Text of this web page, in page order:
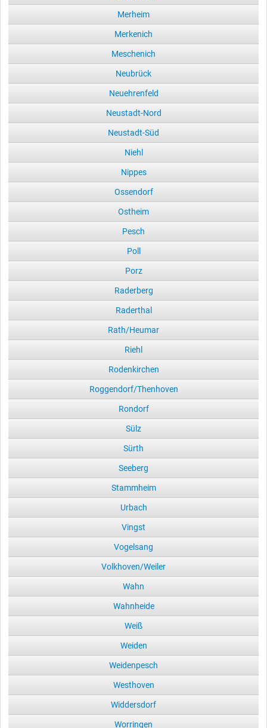
Merheim
Merkenich
Meschenich
Neubrück
Neuehrenfeld
Neustadt-Nord
Neustadt-Süd
Niehl
Nippes
Ossendorf
Ostheim
Pesch
Poll
Porz
Raderberg
Raderthal
Rath/Heumar
Riehl
Rodenkirchen
Roggendorf/Thenhoven
Rondorf
Sülz
Sürth
Seeberg
Stammheim
Urbach
Vingst
Vogelsang
Volkhoven/Weiler
Wahn
Wahnheide
Weiß
Weiden
Weidenpesch
Westhoven
Widdersdorf
Worringen